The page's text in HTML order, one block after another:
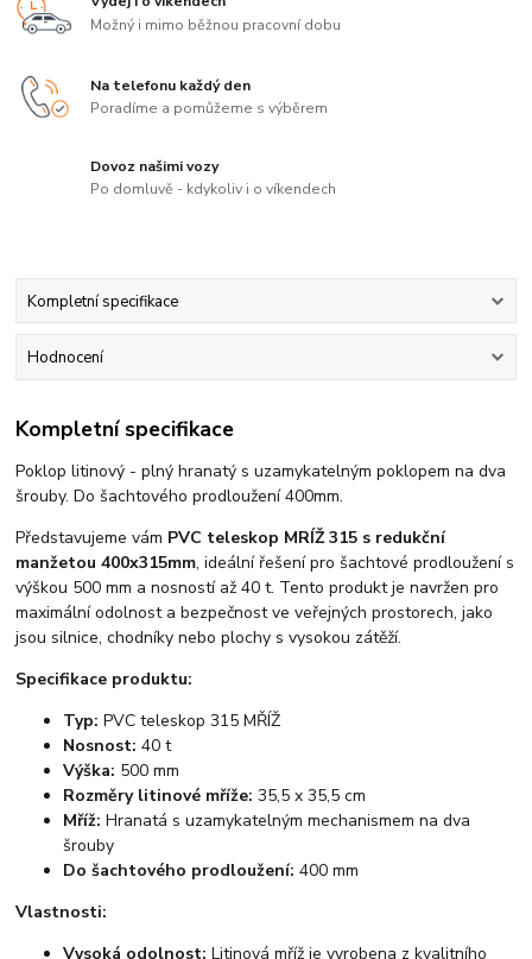
Možný i mimo běžnou pracovní dobu
Na telefonu každý den
Poradíme a pomůžeme s výběrem
Dovoz našimi vozy
Po domluvě - kdykoliv i o víkendech
Kompletní specifikace
Hodnocení
Kompletní specifikace
Poklop litinový - plný hranatý s uzamykatelným poklopem na dva
šrouby. Do šachtového prodloužení 400mm.
Představujeme vám PVC teleskop MRÍŽ 315 s redukční
manžetou 400x315mm, ideální řešení pro šachtové prodloužení s
výškou 500 mm a nosností až 40 t. Tento produkt je navržen pro
maximální odolnost a bezpečnost ve veřejných prostorech, jako
jsou silnice, chodníky nebo plochy s vysokou zátěží.
Specifikace produktu:
Typ: PVC teleskop 315 MŘÍŽ
Nosnost: 40 t
Výška: 500 mm
Rozměry litinové mříže: 35,5 x 35,5 cm
Mříž: Hranatá s uzamykatelným mechanismem na dva
šrouby
Do šachtového prodloužení: 400 mm
Vlastnosti:
Vysoká odolnost: Litinová mříž je vyrobena z kvalitního